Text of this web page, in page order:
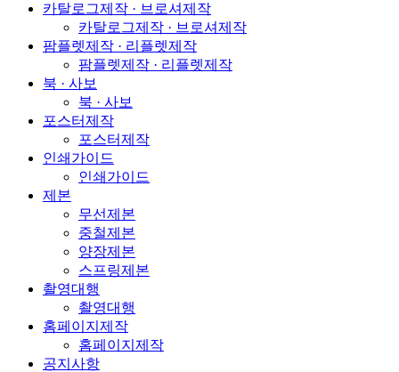
카탈로그제작 · 브로셔제작
카탈로그제작 · 브로셔제작
팜플렛제작 · 리플렛제작
팜플렛제작 · 리플렛제작
북 · 사보
북 · 사보
포스터제작
포스터제작
인쇄가이드
인쇄가이드
제본
무선제본
중철제본
양장제본
스프링제본
촬영대행
촬영대행
홈페이지제작
홈페이지제작
공지사항